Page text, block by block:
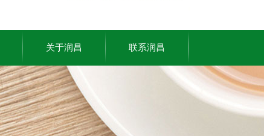
关于润昌 联系润昌